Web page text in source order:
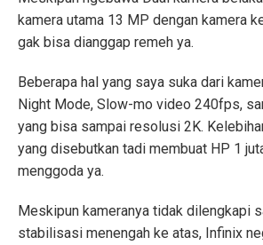
kamera utama 13 MP dengan kamera
gak bisa dianggap remeh ya.
Beberapa hal yang saya suka dari
Night Mode, Slow-mo video 240fps,
yang bisa sampai resolusi 2K.
yang disebutkan tadi membuat HP 1
menggoda ya.
Meskipun kameranya tidak dilengkapi
stabilisasi menengah ke atas, Infinix